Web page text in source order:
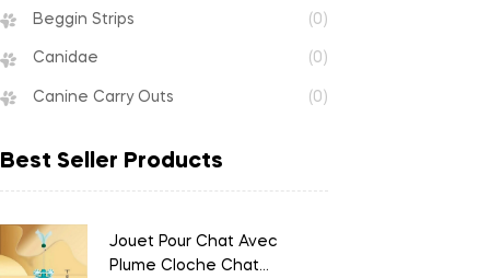
Beggin Strips (0)
Canidae (0)
Canine Carry Outs (0)
Best Seller Products
Jouet Pour Chat Avec
Plume Cloche Chat